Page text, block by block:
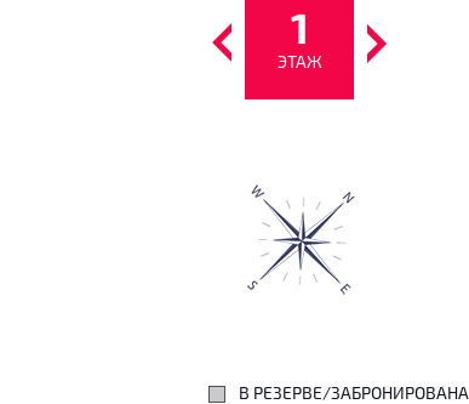
1
ЭТАЖ
В РЕЗЕРВЕ/ЗАБРОНИРОВАНА